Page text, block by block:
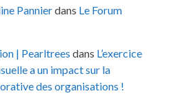
Pannierdans Le Forum
| Pearltrees dans L’exercice
a un impact sur la
des organisations !